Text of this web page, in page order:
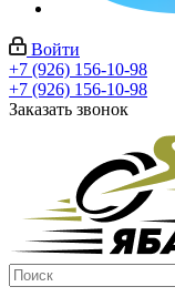
Войти
+7 (926) 156-10-98
+7 (926) 156-10-98
Заказать звонок